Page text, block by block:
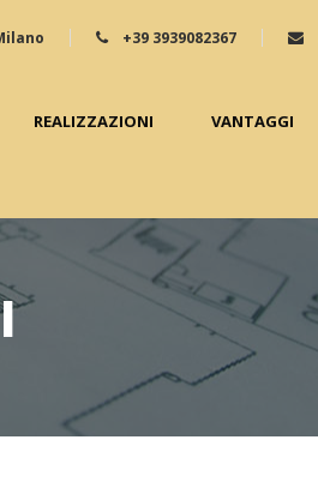
+39 3939082367
REALIZZAZIONI VANTAGGI